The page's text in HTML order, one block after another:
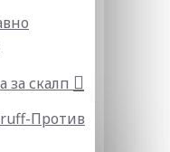
за скалп
Против